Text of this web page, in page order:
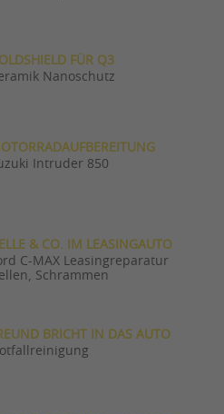
FÜR Q3
Nanoschutz
Intruder 850
& CO. IM LEASINGAUTO
C-MAX Leasingreparatur
Schrammen
BRICHT IN DAS AUTO